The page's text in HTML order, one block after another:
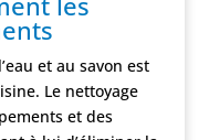
et au savon est
Le nettoyage
et des